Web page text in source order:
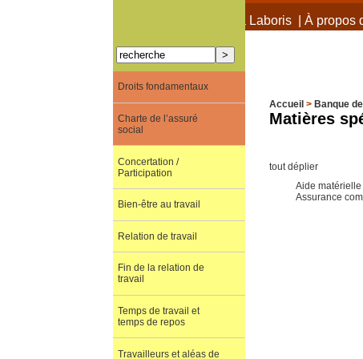
À propos de Terra Laboris| À propos
Accueil > Banque
Matières
tout déplier
Aide matérielle
Assurance
Droits fondamentaux
Charte de l’assuré
social
Concertation /
Participation
Bien-être au travail
Relation de travail
Fin de la relation de
travail
Temps de travail et
temps de repos
Travailleurs et aléas de